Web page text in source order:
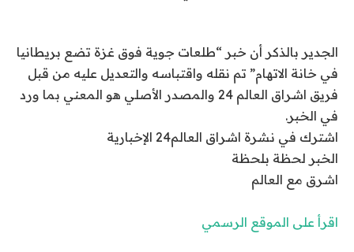
الجدير بالذكر أن خبر “طلعات جوية فوق غزة تضع بريطانيا
في خانة الاتهام” تم نقله واقتباسه والتعديل عليه من قبل
فريق اشراق العالم 24 والمصدر الأصلي هو المعني بما ورد
في الخبر.
اشترك في نشرة اشراق العالم24 الإخبارية
الخبر لحظة بلحظة
اشرق مع العالم
اقرأ على الموقع الرسمي